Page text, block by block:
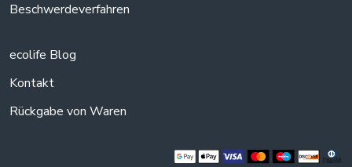
Beschwerdeverfahren
ecolife Blog
Kontakt
Rückgabe von Waren